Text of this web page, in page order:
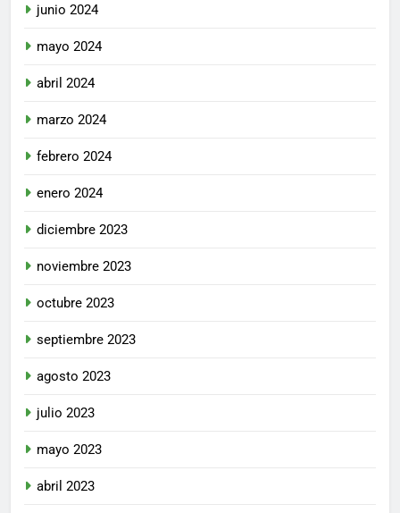
junio 2024
mayo 2024
abril 2024
marzo 2024
febrero 2024
enero 2024
diciembre 2023
noviembre 2023
octubre 2023
septiembre 2023
agosto 2023
julio 2023
mayo 2023
abril 2023